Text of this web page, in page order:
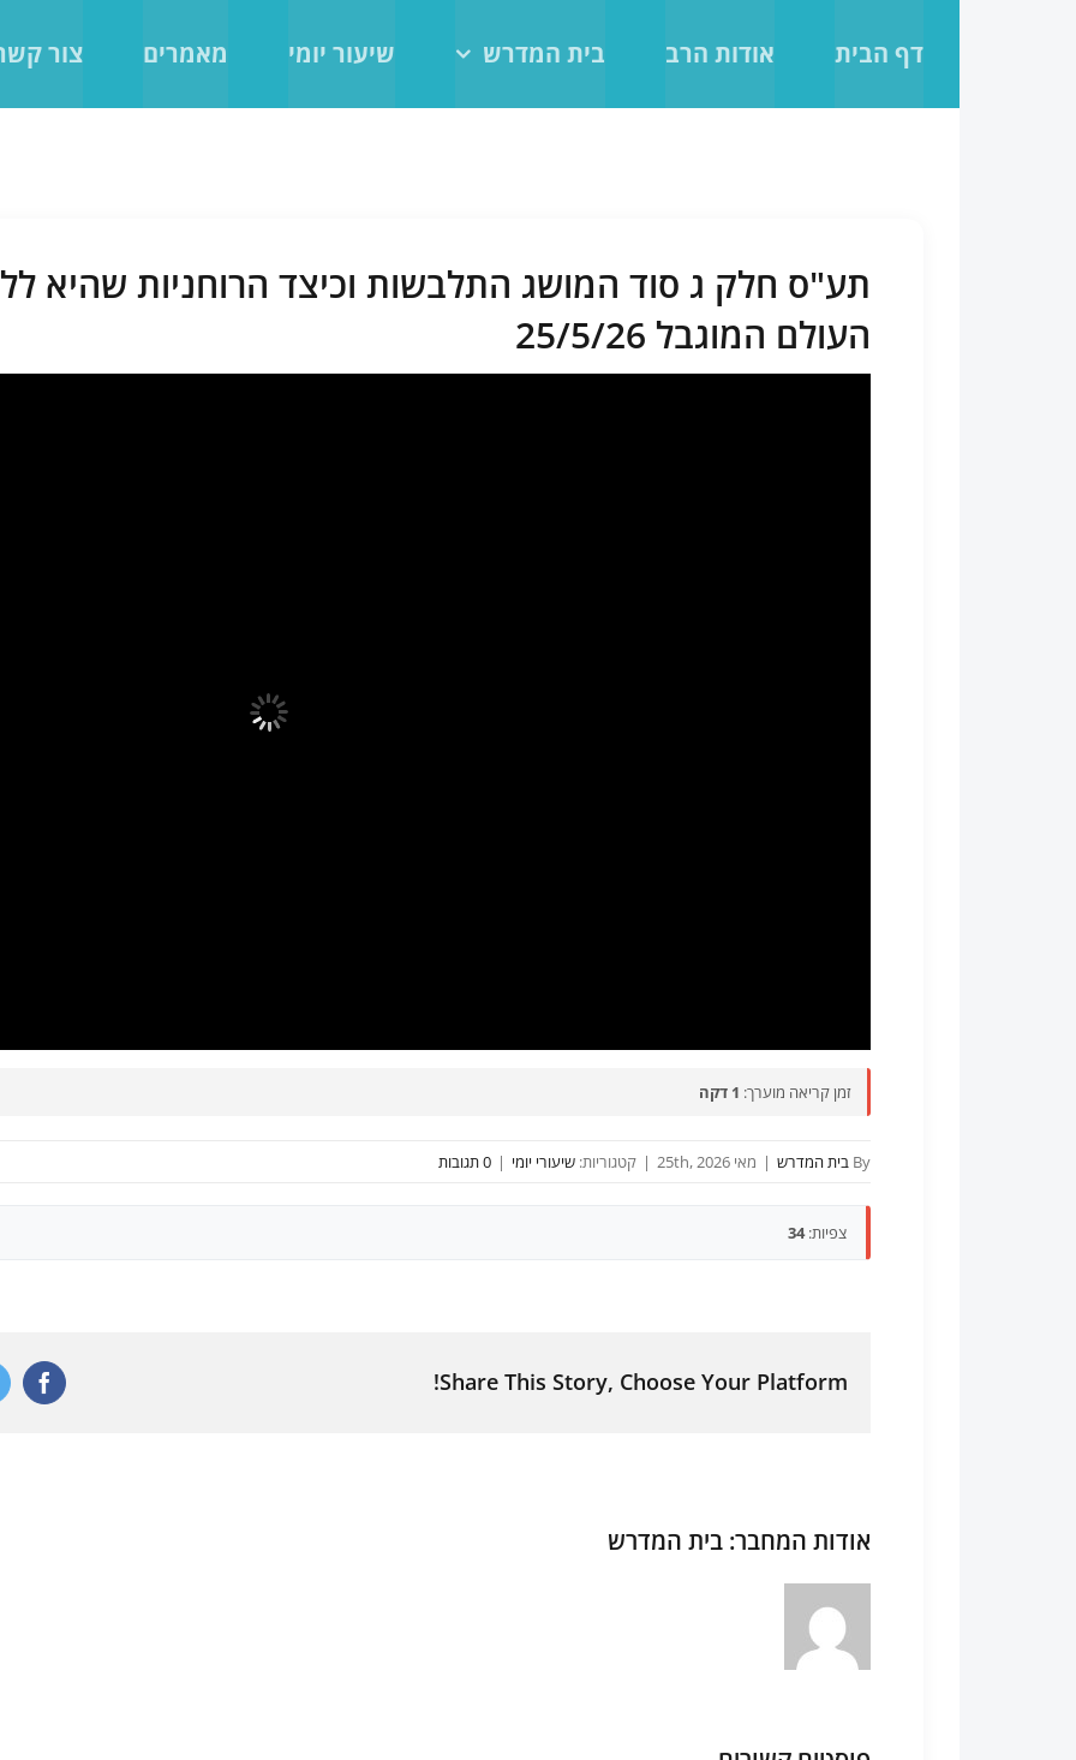
דף הבית אודות הרב בית המדרש שיעור יומי מאמרים צור
תע"ס חלק ג סוד המושג התלבשות וכיצד הרוחניות שהיא
העולם המוגבל 25/5/26
זמן קריאה מוערך: 1 דקה
By בית המדרש | מאי 25th, 2026 | קטגוריות: שיעורי יומי | 0 תגובות
צפיות:34
Share This Story, Choose Your Platform!
אודות המחבר: בית המדרש